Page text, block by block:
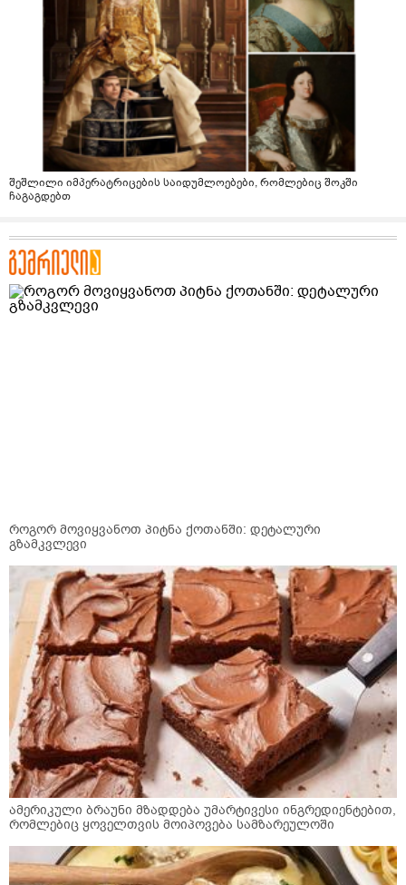
შეშლილი იმპერატრიცების საიდუმლოებები, რომლებიც შოკში
ჩაგაგდებთ
როგორ მოვიყვანოთ პიტნა ქოთანში: დეტალური
გზამკვლევი
ამერიკული ბრაუნი მზადდება უმარტივესი ინგრედიენტებით,
რომლებიც ყოველთვის მოიპოვება სამზარეულოში